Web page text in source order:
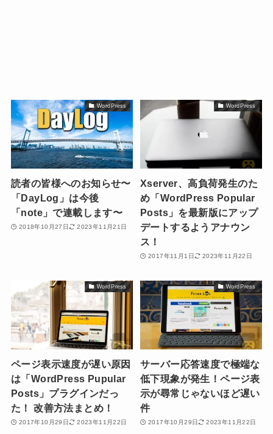
WordPress
読者の皆様へのお知らせ〜
「DayLog」は今後
「note」で連載します〜
2018年10月27日 2023年11月21日
WordPress
Xserver、高負荷発生のた
め「WordPress Popular
Posts」を最新版にアップ
デートするようアナウン
ス！
2017年11月1日 2023年11月22日
WordPress
ページ表示速度が遅い原因
は「WordPress Pupular
Posts」プラグインだっ
た！ 改善方法まとめ！
2017年10月29日 2023年11月22日
WordPress
サーバー応答速度で極端な
低下現象が発生！ページ表
示が尋常じゃないほど遅い
件
2017年10月29日 2023年11月22日